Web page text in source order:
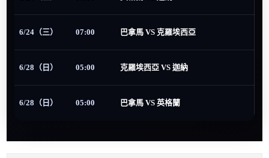
6/24（三） 07:00 巴拿馬 VS 克羅埃西亞
6/28（日） 05:00 克羅埃西亞 VS 迦納
6/28（日） 05:00 巴拿馬 VS 英格蘭